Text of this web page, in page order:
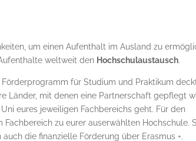
um einen Aufenthalt im Ausland zu
weltweit den Hochschulaustausch.
für Studium und Praktikum
Länder, mit denen eine Partnerschaft gepflegt
eures jeweiligen Fachbereichs geht. Für den
zu eurer auserwählten Hochschule.
die finanzielle Förderung über Erasmus +.